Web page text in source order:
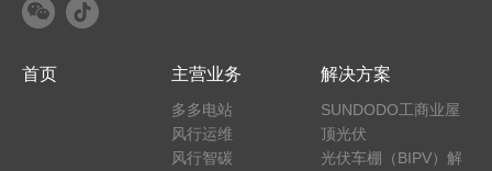
首页 主营业务
多多电站
风行运维
风行智碳
解决方案
SUNDODO工商业屋
顶光伏
光伏车棚（BIPV）解